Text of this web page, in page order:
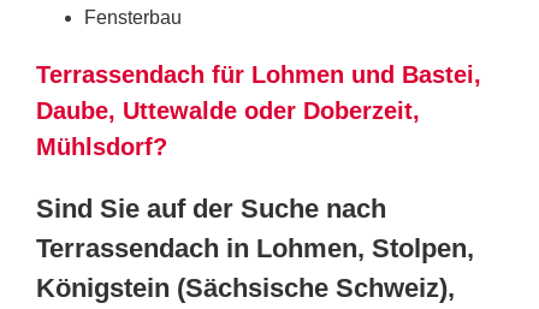
Fensterbau
Terrassendach für Lohmen und Bastei,
Daube, Uttewalde oder Doberzeit,
Mühlsdorf?
Sind Sie auf der Suche nach
Terrassendach in Lohmen, Stolpen,
Königstein (Sächsische Schweiz),